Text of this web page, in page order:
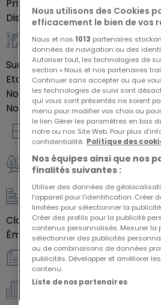
aménager un intérieur qui
Prix de vente 213 900 €
Disponibilitéautre
Général
Surface habitable66,13m²
Etage du bien1
Nombre de pièces3
Nombre de chambres2
Intérieur
Extérieur
Energie / Chauffage
Classe énergétiqueVide
Émission de gaz à effet de serre
Autres
Nous utilisons des Cookies
efficacement le bien de vos
Nous et nos 1013 partenaires
données de navigation ou des
Autoriser tout, les technologies de
section « Nous et nos partenaires
Continuer sans accepter ou que
les technologies de suivi sont
qui vous sont présentés ne soient
menu pour modifier vos choix ou
le lien Gérer les paramètres en bas
notre ou nos Site Web. Pour plus
confidentialité. Politique des
Nos équipes ainsi que nos
finalités suivantes :
Utiliser des données de
l’appareil pour l’identification.
limitées pour sélectionner la
Créer des profils pour la publicité
contenus personnalisés. Mesurer la
sélectionner des publicités
ou de combinaisons de données
publicités. Développer et améliorer
contenu.
Liste de nos partenaires